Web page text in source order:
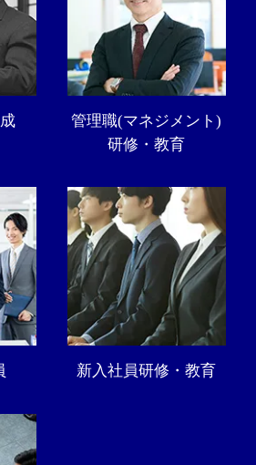
管理職(マネジメント)
研修・教育
新入社員研修・教育